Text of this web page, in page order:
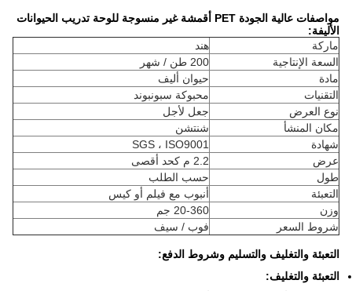
مواصفات عالية الجودة PET أقمشة غير منسوجة للوحة تدريب الحيوانات
الأليفة:
ماركة
هند
السعة الإنتاجية
200 طن / شهر
مادة
حيوان أليف
التقنيات
محبوكة سبونبوند
نوع العرض
جعل لأجل
مكان المنشأ
شنتشن
شهادة
SGS ، ISO9001
عرض
2.2 م كحد أقصى
طول
حسب الطلب
التعبئة
أنبوب مع فيلم أو كيس
وزن
20-360 جم
شروط السعر
فوب / سيف
التعبئة والتغليف والتسليم وشروط الدفع:
التعبئة والتغليف: